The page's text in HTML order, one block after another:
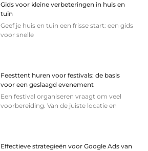
Gids voor kleine verbeteringen in huis en
tuin
Geef je huis en tuin een frisse start: een gids
voor snelle
Feesttent huren voor festivals: de basis
voor een geslaagd evenement
Een festival organiseren vraagt om veel
voorbereiding. Van de juiste locatie en
Effectieve strategieën voor Google Ads van